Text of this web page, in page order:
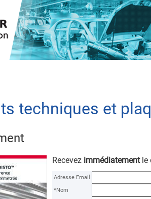
techniques et
Recevez immédiatementle
Adresse Email
*Nom